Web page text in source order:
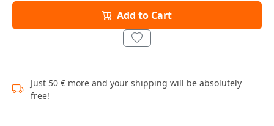
Add to Cart
Just 50 € more and your shipping will be absolutely
free!